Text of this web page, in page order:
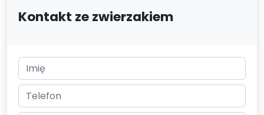
Kontakt ze zwierzakiem